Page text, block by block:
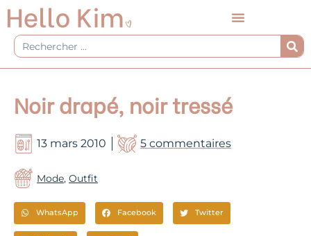
Aller
au
contenu
Rechercher
Noir drapé, noir tressé
13 mars 2010 5 commentaires
Mode, Outfit
WhatsApp Facebook Twitter